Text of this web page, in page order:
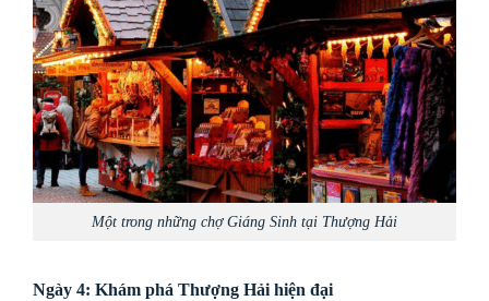
Một trong những chợ Giáng Sinh tại Thượng Hải
Ngày 4: Khám phá Thượng Hải hiện đại